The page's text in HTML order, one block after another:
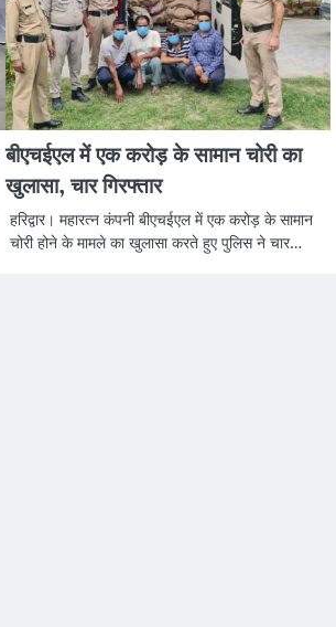
बीएचईएल में एक करोड़ के सामान चोरी का
खुलासा, चार गिरफ्तार
हरिद्वार। महारत्न कंपनी बीएचईएल में एक करोड़ के सामान
चोरी होने के मामले का खुलासा करते हुए पुलिस ने चार…